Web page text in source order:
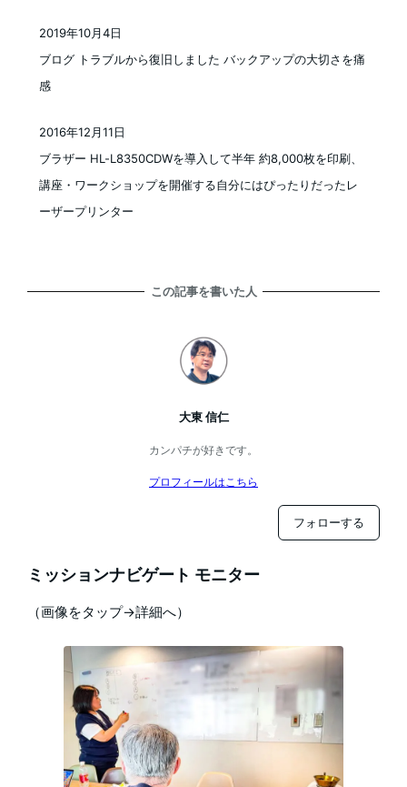
ブログ トラブルから復旧しました バックアップの大切さを痛
感
投稿日
2019年10月4日
ブラザー HL-L8350CDWを導入して半年 約8,000枚を印刷、
講座・ワークショップを開催する自分にはぴったりだったレ
ーザープリンター
2016年12月11日
この記事を書いた人
大東 信仁
カンパチが好きです。
プロフィールはこちら
フォローする
ミッションナビゲート モニター
（画像をタップ→詳細へ）